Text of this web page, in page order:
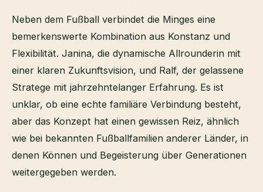
Neben dem Fußball verbindet die Minges eine
bemerkenswerte Kombination aus Konstanz und
Flexibilität. Janina, die dynamische Allrounderin mit
einer klaren Zukunftsvision, und Ralf, der gelassene
Stratege mit jahrzehntelanger Erfahrung. Es ist
unklar, ob eine echte familiäre Verbindung besteht,
aber das Konzept hat einen gewissen Reiz, ähnlich
wie bei bekannten Fußballfamilien anderer Länder, in
denen Können und Begeisterung über Generationen
weitergegeben werden.